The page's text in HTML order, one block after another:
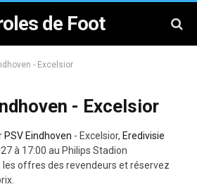
de Foot
- Excelsior
- Excelsior
PSV Eindhoven - Excelsior, Eredivisie
à 17:00 au Philips Stadion
les offres des revendeurs et réservez